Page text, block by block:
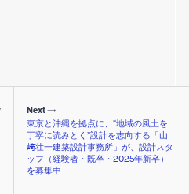
Next
東京と沖縄を拠点に、“地域の風土を
丁寧に読みとく”設計を志向する「山
﨑壮一建築設計事務所」が、設計スタ
ッフ（経験者・既卒・2025年新卒）
を募集中